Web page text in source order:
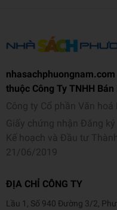
thuộc Công Ty TNHH
Công ty Cổ phần Văn
Giấy chứng nhận Đăng
Kế hoạch và Đầu tư
21/06/2019
ĐỊA CHỈ CÔNG TY
Lầu 1, Số 940 Đường 3/2,